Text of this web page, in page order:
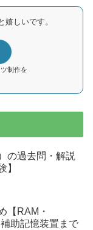
しいです。
制作を
の過去問・解説
】
【RAM・
助記憶装置まで